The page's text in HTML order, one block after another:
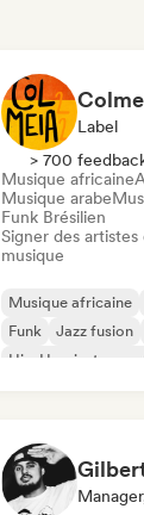
Label
> 700
Musique africaine
Musique arabe
Funk Brésilien
Signer des
musique
Musique africaine
Funk
Jazz fusion
Hip-Hop